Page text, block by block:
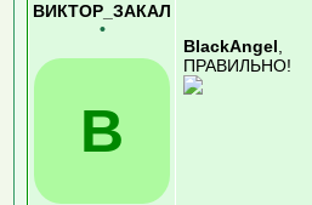
ВИКТОР_ЗАКАЛ
•
В
BlackAngel
ПРАВИЛЬНО!